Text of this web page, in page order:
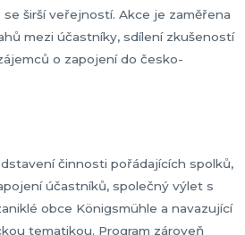
širší veřejností. Akce je zaměřena
mezi účastníky, sdílení zkušeností
o zapojení do česko-
činnosti pořádajících spolků,
účastníků, společný výlet s
obce Königsmühle a navazující
tematikou. Program zároveň